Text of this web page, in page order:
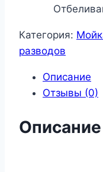
Категория:
разводов
Описание
Отзывы (0)
Описание